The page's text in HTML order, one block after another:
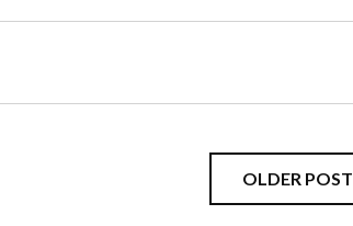
OLDER POST